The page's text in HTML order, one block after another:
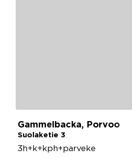
Gammelbacka, Porvoo
Suolaketie 3
3h+k+kph+parveke